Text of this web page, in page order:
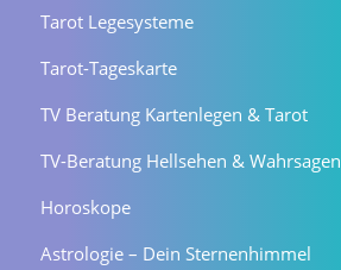
Tarot Legesysteme
Tarot-Tageskarte
TV Beratung Kartenlegen & Tarot
TV-Beratung Hellsehen & Wahrsagen
Horoskope
Astrologie – Dein Sternenhimmel